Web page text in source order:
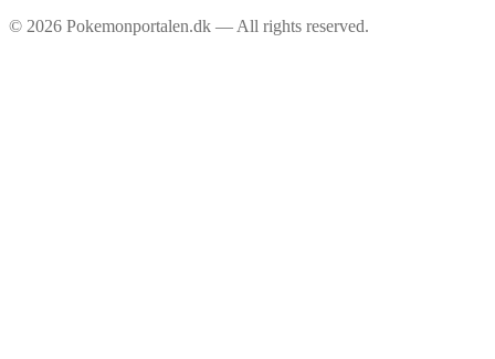
© 2026 Pokemonportalen.dk — All rights reserved.